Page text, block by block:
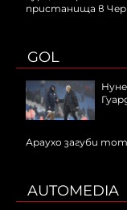
пристанища в
GOL
Араухо загуби
AUTOMEDIA